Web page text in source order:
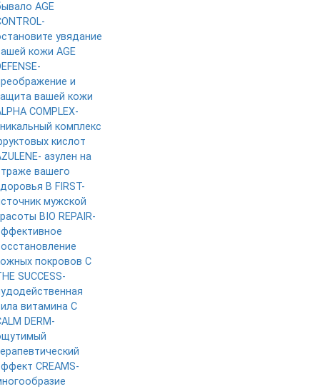
AGE
увядание
кожи AGE
и
вашей кожи
COMPLEX-
комплекс
кислот
азулен на
вашего
B FIRST-
мужской
BIO REPAIR-
покровов C
SUCCESS-
витамина C
DERM-
CREAMS-